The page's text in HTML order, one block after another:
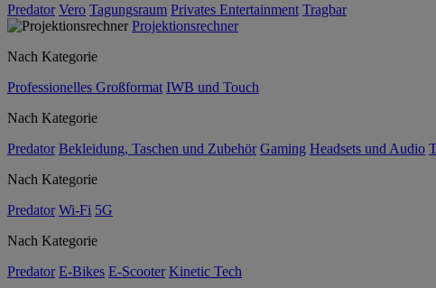
Predator Vero Tagungsraum Privates Entertainment Tragbar
Projektionsrechner
Nach Kategorie
Professionelles Großformat IWB und Touch
Nach Kategorie
Predator Bekleidung, Taschen und Zubehör Gaming Headsets und Audio
Nach Kategorie
Predator Wi-Fi 5G
Nach Kategorie
Predator E-Bikes E-Scooter Kinetic Tech